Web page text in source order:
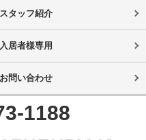
スタッフ紹介
入居者様専用
お問い合わせ
1188